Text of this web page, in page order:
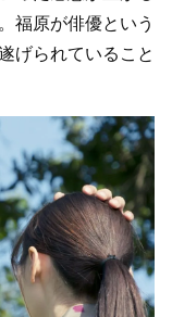
福原が俳優という
げられていること